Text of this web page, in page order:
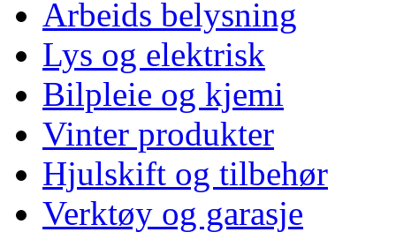
Arbeids belysning
Lys og elektrisk
Bilpleie og kjemi
Vinter produkter
Hjulskift og tilbehør
Verktøy og garasje